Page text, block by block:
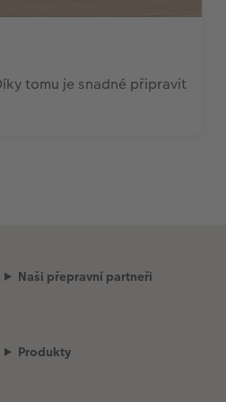
tomu je snadné připravit
Naši přepravní partneři
Produkty